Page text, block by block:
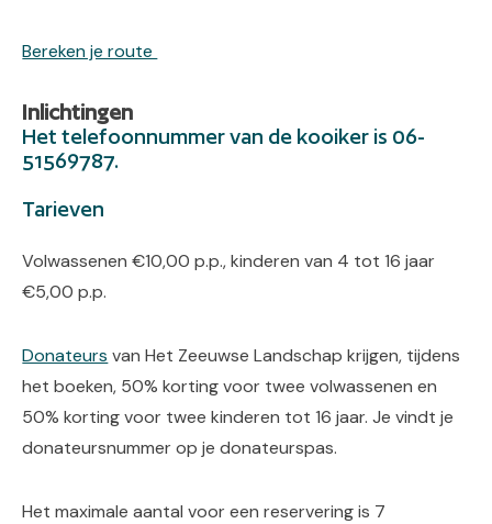
Bereken je route
Inlichtingen
Het telefoonnummer van de kooiker is 06-
51569787.
Tarieven
Volwassenen €10,00 p.p., kinderen van 4 tot 16 jaar
€5,00 p.p.
Donateurs van Het Zeeuwse Landschap krijgen, tijdens
het boeken, 50% korting voor twee volwassenen en
50% korting voor twee kinderen tot 16 jaar. Je vindt je
donateursnummer op je donateurspas.
Het maximale aantal voor een reservering is 7